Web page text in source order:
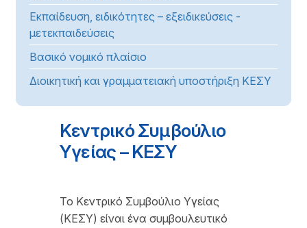
Εκπαίδευση, ειδικότητες – εξειδικεύσεις -
μετεκπαιδεύσεις
Βασικό νομικό πλαίσιο
Διοικητική και γραμματειακή υποστήριξη ΚΕΣΥ
Κεντρικό Συμβούλιο
Υγείας – ΚΕΣΥ
Το Κεντρικό Συμβούλιο Υγείας
(ΚΕΣΥ) είναι ένα συμβουλευτικό